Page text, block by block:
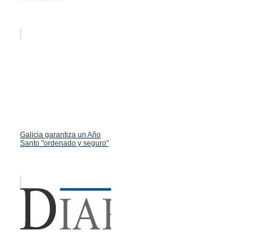
Galicia garantiza un Año
Santo "ordenado y seguro"